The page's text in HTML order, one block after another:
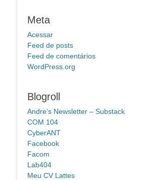
Meta
Acessar
Feed de posts
Feed de comentários
WordPress.org
Blogroll
Andre's Newsletter – Substack
COM 104
CyberANT
Facebook
Facom
Lab404
Meu CV Lattes